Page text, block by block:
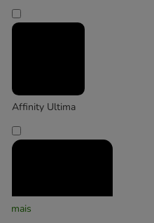
Affinity Ultima
mais